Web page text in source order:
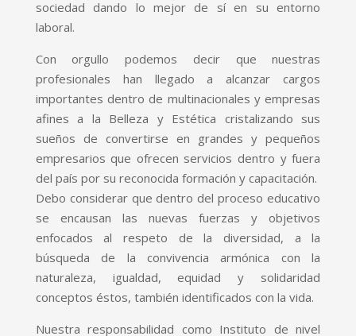
sociedad dando lo mejor de sí en su entorno
laboral.
Con orgullo podemos decir que nuestras
profesionales han llegado a alcanzar cargos
importantes dentro de multinacionales y empresas
afines a la Belleza y Estética cristalizando sus
sueños de convertirse en grandes y pequeños
empresarios que ofrecen servicios dentro y fuera
del país por su reconocida formación y capacitación.
Debo considerar que dentro del proceso educativo
se encausan las nuevas fuerzas y objetivos
enfocados al respeto de la diversidad, a la
búsqueda de la convivencia armónica con la
naturaleza, igualdad, equidad y solidaridad
conceptos éstos, también identificados con la vida.
Nuestra responsabilidad como Instituto de nivel